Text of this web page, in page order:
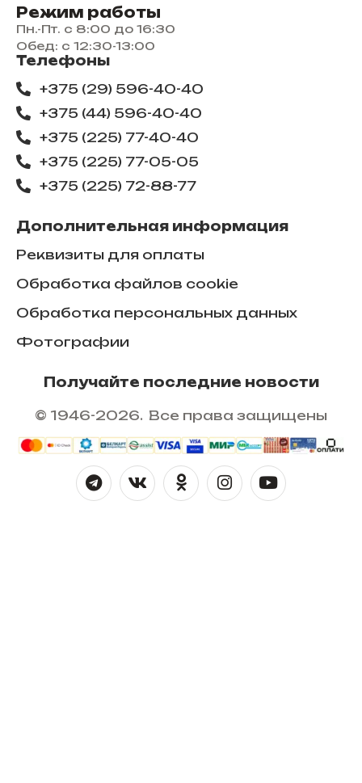
Режим работы
Пн.-Пт. с 8:00 до 16:30
Обед: с 12:30-13:00
Телефоны
+375 (29) 596-40-40
+375 (44) 596-40-40
+375 (225) 77-40-40
+375 (225) 77-05-05
+375 (225) ​72-88-77
Дополнительная информация
Реквизиты для оплаты
Обработка файлов cookie
Обработка персональных данных
Фотографии
Получайте последние новости
© 1946-2026. Все права защищены